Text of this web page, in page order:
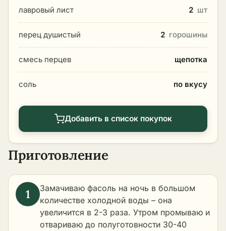
лавровый лист 2 шт
перец душистый 2 горошины
смесь перцев щепотка
соль по вкусу
Добавить в список покупок
Приготовление
Замачиваю фасоль на ночь в большом
количестве холодной воды – она
увеличится в 2-3 раза. Утром промываю и
отвариваю до полуготовности 30-40